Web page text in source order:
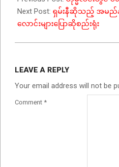
Next Post: ရှမ်းနီဆိုသည့် အမည်န
လောင်းများပြောဆိုစည်းရုံး
LEAVE A REPLY
Your email address will not be
Comment *